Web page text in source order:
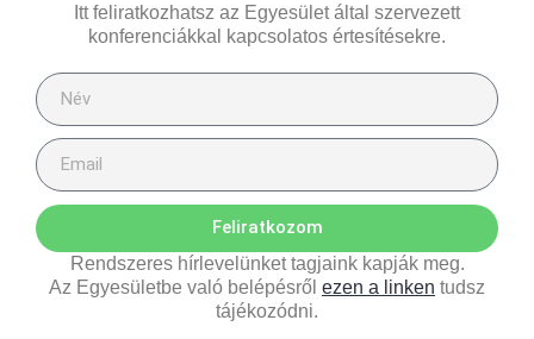
Itt feliratkozhatsz az Egyesület által szervezett
konferenciákkal kapcsolatos értesítésekre.
Feliratkozom
Rendszeres hírlevelünket tagjaink kapják meg.
Az Egyesületbe való belépésről ezen a linken tudsz
tájékozódni.